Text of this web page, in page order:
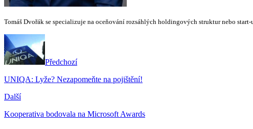
Tomáš Dvořák se specializuje na oceňování rozsáhlých holdingových struktur nebo
Předchozí
UNIQA: Lyže? Nezapomeňte na pojištění!
Další
Kooperativa bodovala na Microsoft Awards